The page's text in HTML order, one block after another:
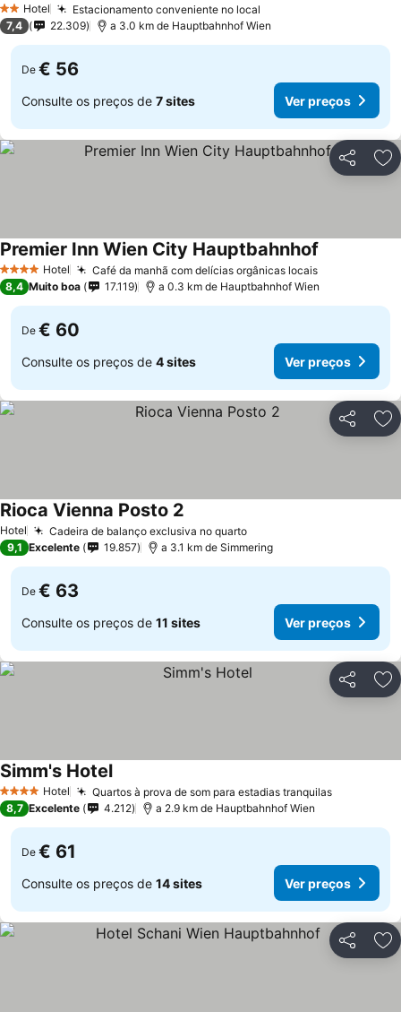
2 Estrelas
Hotel Estacionamento conveniente no local
7,4 22.309 a 3.0 km de Hauptbahnhof Wien
De € 56
Consulte os preços de 7 sites Ver preços
Partilhar
4 EstrelasHotel Café da manhã com delícias orgânicas locais
Premier Inn Wien City Hauptbahnhof
8,4 Muito boa 17.119 a 0.3 km de Hauptbahnhof Wien
De € 60
Consulte os preços de 4 sites Ver preços
Partilhar
Hotel Cadeira de balanço exclusiva no quarto
Rioca Vienna Posto 2
9,1 Excelente 19.857 a 3.1 km de Simmering
De € 63
Consulte os preços de 11 sites Ver preços
Partilhar
4 EstrelasHotel Quartos à prova de som para estadias tranquilas
Simm's Hotel
8,7 Excelente 4.212 a 2.9 km de Hauptbahnhof Wien
De € 61
Consulte os preços de 14 sites Ver preços
Partilhar